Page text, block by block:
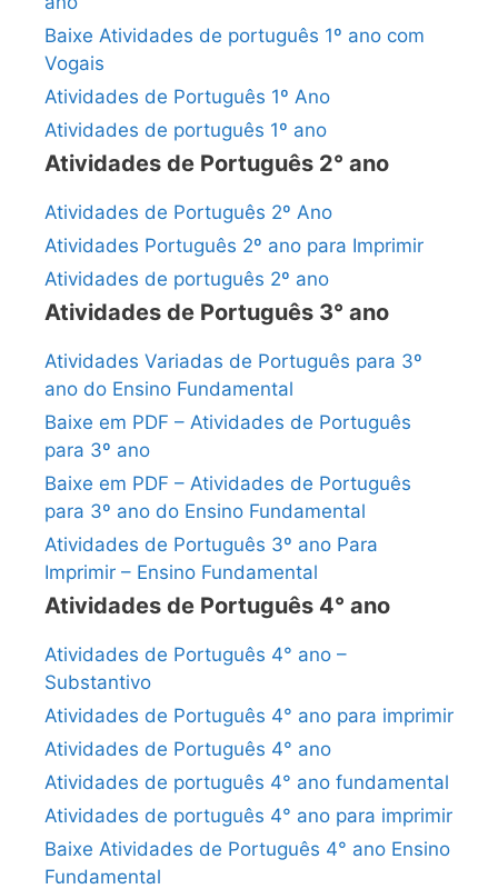
Baixe Atividades de português 1º ano com
Vogais
Atividades de Português 1º Ano
Atividades de português 1º ano
Atividades de Português 2° ano
Atividades de Português 2º Ano
Atividades Português 2º ano para Imprimir
Atividades de português 2º ano
Atividades de Português 3° ano
Atividades Variadas de Português para 3º
ano do Ensino Fundamental
Baixe em PDF – Atividades de Português
para 3º ano
Baixe em PDF – Atividades de Português
para 3º ano do Ensino Fundamental
Atividades de Português 3º ano Para
Imprimir – Ensino Fundamental
Atividades de Português 4° ano
Atividades de Português 4° ano –
Substantivo
Atividades de Português 4° ano para imprimir
Atividades de Português 4° ano
Atividades de português 4° ano fundamental
Atividades de português 4° ano para imprimir
Baixe Atividades de Português 4° ano Ensino
Fundamental